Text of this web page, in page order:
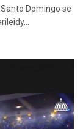
Domingo se